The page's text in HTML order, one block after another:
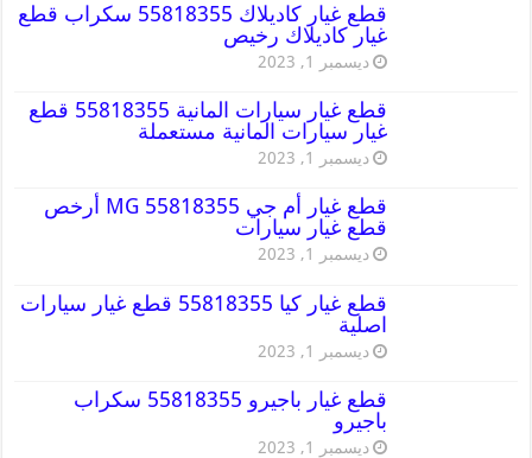
قطع غيار كاديلاك 55818355 سكراب قطع
غيار كاديلاك رخيص
ديسمبر 1, 2023
قطع غيار سيارات المانية 55818355 قطع
غيار سيارات المانية مستعملة
ديسمبر 1, 2023
قطع غيار أم جي MG 55818355 أرخص
قطع غيار سيارات
ديسمبر 1, 2023
قطع غيار كيا 55818355 قطع غيار سيارات
اصلية
ديسمبر 1, 2023
قطع غيار باجيرو 55818355 سكراب
باجيرو
ديسمبر 1, 2023